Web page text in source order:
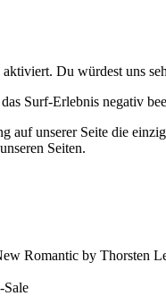
aktiviert. Du würdest uns
Surf-Erlebnis negativ
auf unserer Seite die
Seiten.
Romantic by Thorsten
Sale